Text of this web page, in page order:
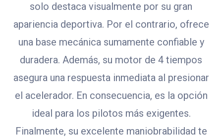
solo destaca visualmente por su gran
apariencia deportiva. Por el contrario, ofrece
una base mecánica sumamente confiable y
duradera. Además, su motor de 4 tiempos
asegura una respuesta inmediata al presionar
el acelerador. En consecuencia, es la opción
ideal para los pilotos más exigentes.
Finalmente, su excelente maniobrabilidad te